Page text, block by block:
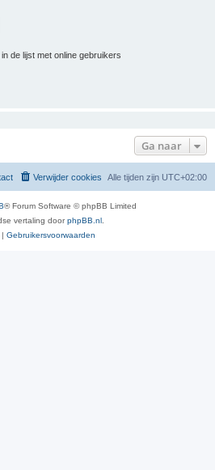
de lijst met online gebruikers
Ga naar
Alle tijden zijn UTC+02:00
Verwijder cookies
® Forum Software © phpBB Limited
vertaling doorphpBB.nl
| Gebruikersvoorwaarden